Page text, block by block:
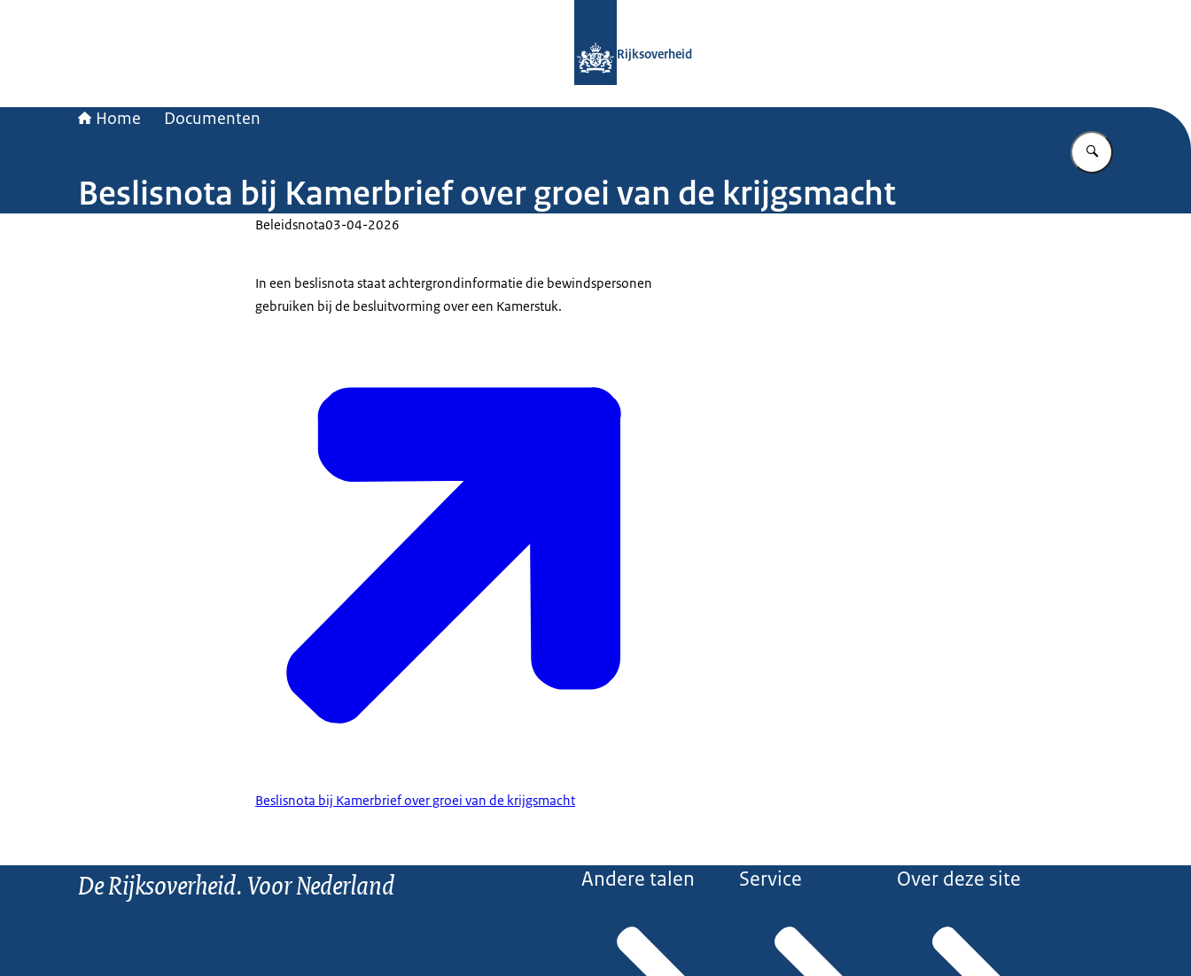
Rijksoverheid
Home Documenten
Vul in wat u
Beslisnota bij Kamerbrief over groei van de krijgsmacht
Beleidsnota03-04-2026
In een beslisnota staat achtergrondinformatie die bewindspersonen
gebruiken bij de besluitvorming over een Kamerstuk.
Beslisnota bij Kamerbrief over groei van de krijgsmacht
De Rijksoverheid. Voor Nederland Andere talen Service Over deze site